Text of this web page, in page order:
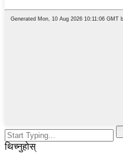
थिच्नुहोस्